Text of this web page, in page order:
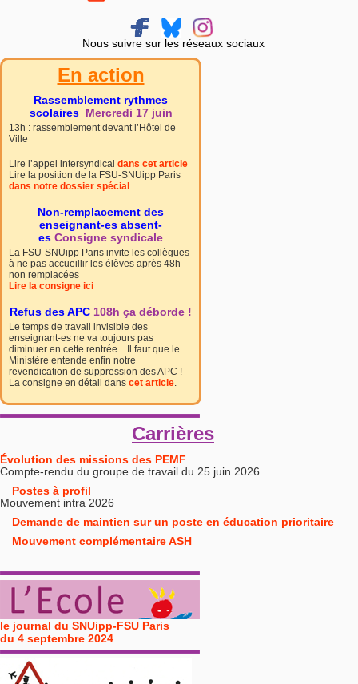
Nous suivre sur les réseaux sociaux
En action
Rassemblement rythmes
scolaires
Mercredi 17 juin
13h : rassemblement devant l’Hôtel de
Ville
Lire l’appel intersyndical dans cet article
Lire la position de la FSU-SNUipp Paris
dans notre dossier spécial
Non-remplacement des
enseignant-es absent-
es Consigne syndicale
La FSU-SNUipp Paris invite les collègues
à ne pas accueillir les élèves après 48h
non remplacées
Lire la consigne ici
Refus des APC 108h ça déborde !
Le temps de travail invisible des
enseignant-es ne va toujours pas
diminuer en cette rentrée... Il faut que le
Ministère entende enfin notre
revendication de suppression des APC !
La consigne en détail dans cet article.
Carrières
Évolution des missions des PEMF
Compte-rendu du groupe de travail du 25 juin 2026
Postes à profil
Mouvement intra 2026
Demande de maintien sur un poste en éducation prioritaire
Mouvement complémentaire ASH
le journal du SNUipp-FSU Paris
du 4 septembre 2024